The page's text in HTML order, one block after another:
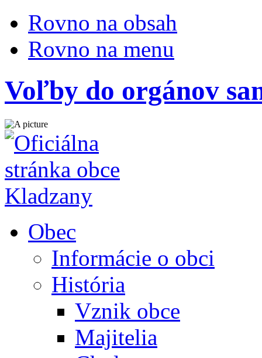
Rovno na obsah
Rovno na menu
Voľby do orgánov
Obec
Informácie o obci
História
Vznik obce
Majitelia